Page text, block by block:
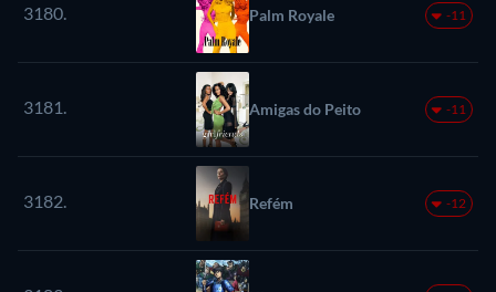
3180. Palm Royale -11
3181. Amigas do Peito -11
3182. Refém -12